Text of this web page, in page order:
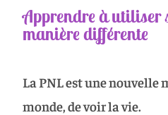
Apprendre à utiliser
manière différente
La PNL est une nouvelle
monde, de voir la vie.